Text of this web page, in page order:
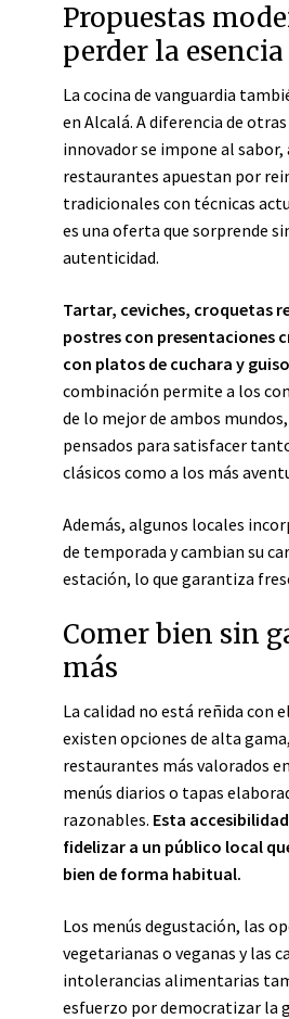
Propuestas
perder la esencia
La cocina de vanguardia
en Alcalá. A diferencia de
innovador se impone al sabor,
restaurantes apuestan por
tradicionales con técnicas
es una oferta que sorprende
autenticidad.
Tartar, ceviches, croquetas
postres con presentaciones
con platos de cuchara y
combinación permite a los
de lo mejor de ambos
pensados para satisfacer
clásicos como a los más
Además, algunos locales
de temporada y cambian su
estación, lo que garantiza
Comer bien sin
más
La calidad no está reñida con
existen opciones de alta
restaurantes más valorados
menús diarios o tapas
razonables. Esta
fidelizar a un público local
bien de forma habitual.
Los menús degustación, las
vegetarianas o veganas y las
intolerancias alimentarias
esfuerzo por democratizar la